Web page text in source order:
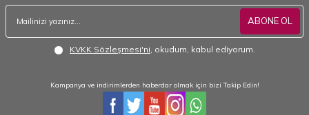
ABONE OL
KVKK Sözleşmesi'ni , okudum, kabul ediyorum.
Kampanya ve indirimlerden haberdar olmak için bizi Takip Edin!